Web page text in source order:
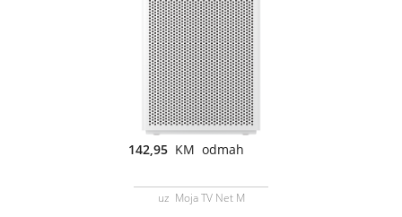
142,95 KM odmah
uz Moja TV Net M